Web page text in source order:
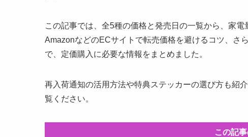
この記事では、全5種の価格と発売日の一覧から、家
AmazonなどのECサイトで転売価格を避けるコツ、さ
で、定価購入に必要な情報をまとめました。
再入荷通知の活用方法や特典ステッカーの選び方も紹
覧ください。
この記